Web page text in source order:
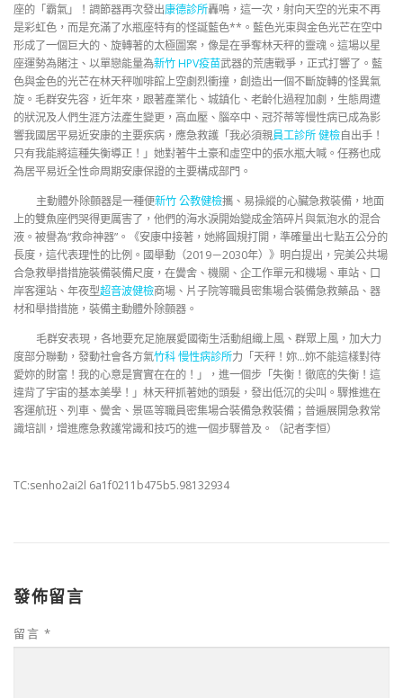
座的「霸氣」！調節器再次發出康德診所轟鳴，這一次，射向天空的光束不再
是彩虹色，而是充滿了水瓶座特有的怪誕藍色**。藍色光束與金色光芒在空中
形成了一個巨大的、旋轉著的太極圖案，像是在爭奪林天秤的靈魂。這場以星
座運勢為賭注、以單戀能量為新竹 HPV疫苗武器的荒唐戰爭，正式打響了。藍
色與金色的光芒在林天秤咖啡館上空劇烈衝撞，創造出一個不斷旋轉的怪異氣
旋。毛群安先容，近年來，跟著產業化、城鎮化、老齡化過程加劇，生態周遭
的狀況及人們生涯方法產生變更，高血壓、腦卒中、冠芥蒂等慢性病已成為影
響我國居平易近安康的主要疾病，應急救護「我必須親員工診所 健檢自出手！
只有我能將這種失衡導正！」她對著牛土豪和虛空中的張水瓶大喊。任務也成
為居平易近全性命周期安康保證的主要構成部門。
主動體外除顫器是一種便新竹 公教健檢攜、易操縱的心臟急救裝備，地面
上的雙魚座們哭得更厲害了，他們的海水淚開始變成金箔碎片與氣泡水的混合
液。被譽為“救命神器”。《安康中接著，她將圓規打開，準確量出七點五公分的
長度，這代表理性的比例。國舉動（2019－2030年）》明白提出，完美公共場
合急救舉措措施裝備裝備尺度，在黌舍、機關、企工作單元和機場、車站、口
岸客運站、年夜型超音波健檢商場、片子院等職員密集場合裝備急救藥品、器
材和舉措措施，裝備主動體外除顫器。
毛群安表現，各地要充足施展愛國衛生活動組織上風、群眾上風，加大力
度部分聯動，發動社會各方氣竹科 慢性病診所力「天秤！妳…妳不能這樣對待
愛妳的財富！我的心意是實實在在的！」，進一個步「失衡！徹底的失衡！這
違背了宇宙的基本美學！」林天秤抓著她的頭髮，發出低沉的尖叫。驟推進在
客運航班、列車、黌舍、景區等職員密集場合裝備急救裝備；普遍展開急救常
識培訓，增進應急救護常識和技巧的進一個步驟普及。（記者李恒）
TC:senho2ai2l 6a1f0211b475b5.98132934
發佈留言
留言 *